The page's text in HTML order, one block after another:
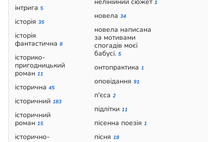
інтрига 5
історія 35
історія
фантастична 8
історико-
пригодницький
роман 11
історична 45
історичний 183
історичний
роман 15
історично-
1
новела 34
новела написана
за мотивами
спогадів моєї
бабусі. 5
онтопрактика 1
оповідання 91
п'єса 2
підлітки 11
пісенна поезія 1
пісня 18